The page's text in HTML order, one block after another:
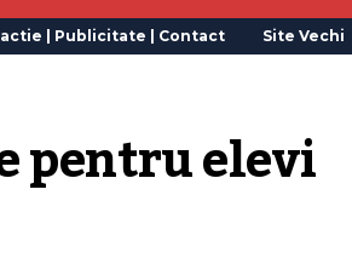
| Publicitate | Contact Site Vechi
pentru elevi